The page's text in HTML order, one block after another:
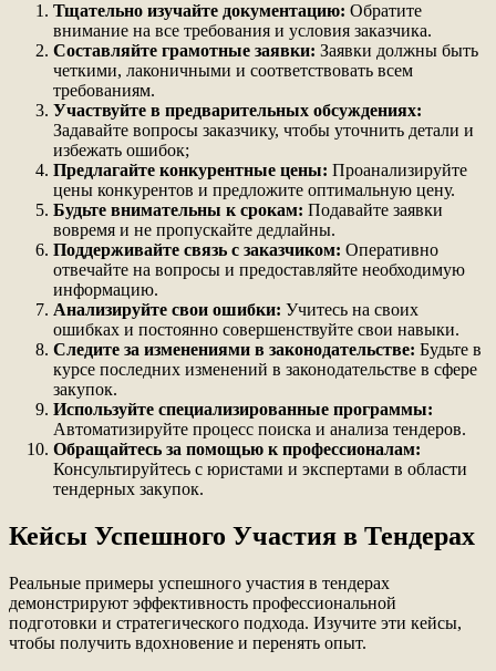
Тщательно изучайте документацию: Обратите
внимание на все требования и условия заказчика.
Составляйте грамотные заявки: Заявки должны быть
четкими, лаконичными и соответствовать всем
требованиям.
Участвуйте в предварительных обсуждениях:
Задавайте вопросы заказчику, чтобы уточнить детали и
избежать ошибок;
Предлагайте конкурентные цены: Проанализируйте
цены конкурентов и предложите оптимальную цену.
Будьте внимательны к срокам: Подавайте заявки
вовремя и не пропускайте дедлайны.
Поддерживайте связь с заказчиком: Оперативно
отвечайте на вопросы и предоставляйте необходимую
информацию.
Анализируйте свои ошибки: Учитесь на своих
ошибках и постоянно совершенствуйте свои навыки.
Следите за изменениями в законодательстве: Будьте в
курсе последних изменений в законодательстве в сфере
закупок.
Используйте специализированные программы:
Автоматизируйте процесс поиска и анализа тендеров.
Обращайтесь за помощью к профессионалам:
Консультируйтесь с юристами и экспертами в области
тендерных закупок.
Кейсы Успешного Участия в Тендерах
Реальные примеры успешного участия в тендерах
демонстрируют эффективность профессиональной
подготовки и стратегического подхода. Изучите эти кейсы,
чтобы получить вдохновение и перенять опыт.